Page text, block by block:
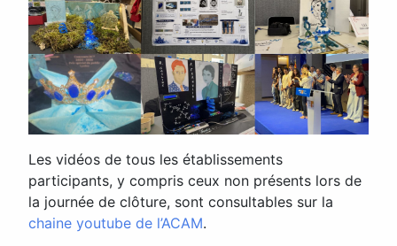
Les vidéos de tous les établissements
participants, y compris ceux non présents lors de
la journée de clôture, sont consultables sur la
chaine youtube de l’ACAM.